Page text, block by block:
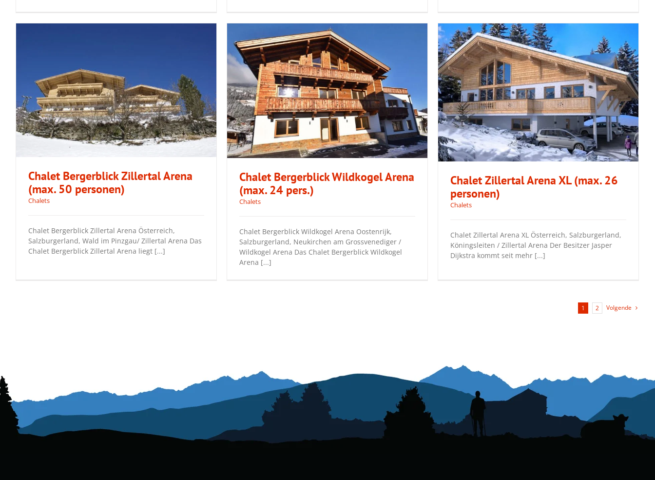
50 personen)
Chalet Bergerblick Zillertal Arena
(max. 50 personen)
Chalets
Chalet Bergerblick Zillertal Arena Österreich,
Salzburgerland, Wald im Pinzgau/ Zillertal Arena Das
Chalet Bergerblick Zillertal Arena liegt [...]
(max. 24 pers.)
Chalet Bergerblick Wildkogel Arena
(max. 24 pers.)
Chalets
Chalet Bergerblick Wildkogel Arena Oostenrijk,
Salzburgerland, Neukirchen am Grossvenediger /
Wildkogel Arena Das Chalet Bergerblick Wildkogel
Arena [...]
personen)
Chalet Zillertal Arena XL (max. 26
personen)
Chalets
Chalet Zillertal Arena XL Österreich, Salzburgerland,
Köningsleiten / Zillertal Arena Der Besitzer Jasper
Dijkstra kommt seit mehr [...]
1 2 Volgende